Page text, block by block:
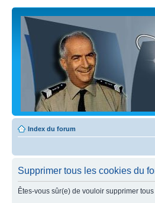
Index du forum
Supprimer tous les cookies du
Êtes-vous sûr(e) de vouloir supprimer